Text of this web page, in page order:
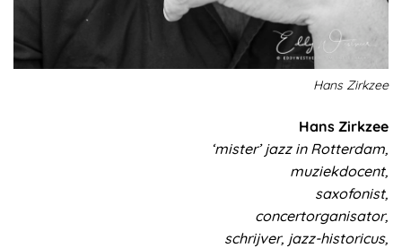
Hans Zirkzee
Hans Zirkzee
‘mister’ jazz in Rotterdam,
muziekdocent,
saxofonist,
concertorganisator,
schrijver, jazz-historicus,